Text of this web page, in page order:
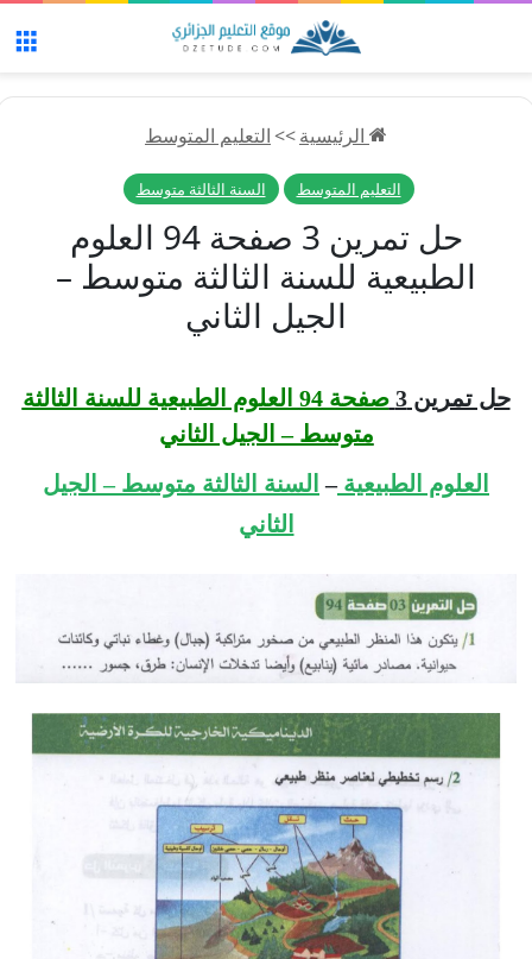
الرئيسية>>التعليم المتوسط
التعليم المتوسط السنة الثالثة متوسط
حل تمرين 3 صفحة 94 العلوم
الطبيعية للسنة الثالثة متوسط –
الجيل الثاني
حل تمرين 3
صفحة 94 العلوم الطبيعية للسنة الثالثة
متوسط – الجيل الثاني
العلوم الطبيعية– السنة الثالثة متوسط – الجيل
الثاني